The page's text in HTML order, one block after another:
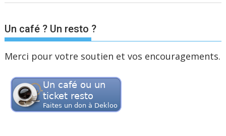
Un café ? Un resto ?
Merci pour votre soutien et vos encouragements.